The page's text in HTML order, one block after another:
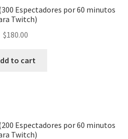
Espectadores por 60 minutos
Twitch)
$180.00
to cart
Espectadores por 60 minutos
Twitch)